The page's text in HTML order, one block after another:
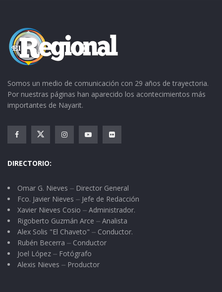
Somos un medio de comunicación con 29 años de trayectoria.
Por nuestras páginas han aparecido los acontecimientos más
importantes de Nayarit.
DIRECTORIO:
Omar G. Nieves ⏤ Director General
Fco. Javier Nieves ⏤ Jefe de Redacción
Xavier Nieves Cosio ⏤ Administrador.
Rigoberto Guzmán Arce ⏤ Analista
Alex Solis "El Chaveto" ⏤ Conductor.
Rubén Becerra ⏤ Conductor
Joel López ⏤ Fotógrafo
Alexis Nieves ⏤ Productor